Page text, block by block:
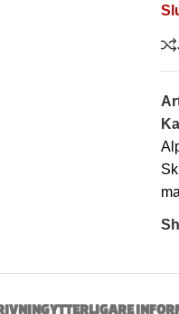
YTTERLIGARE